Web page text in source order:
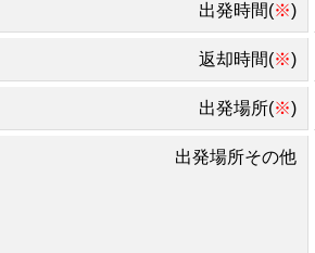
出発時間(※)
返却時間(※)
出発場所(※)
出発場所その他